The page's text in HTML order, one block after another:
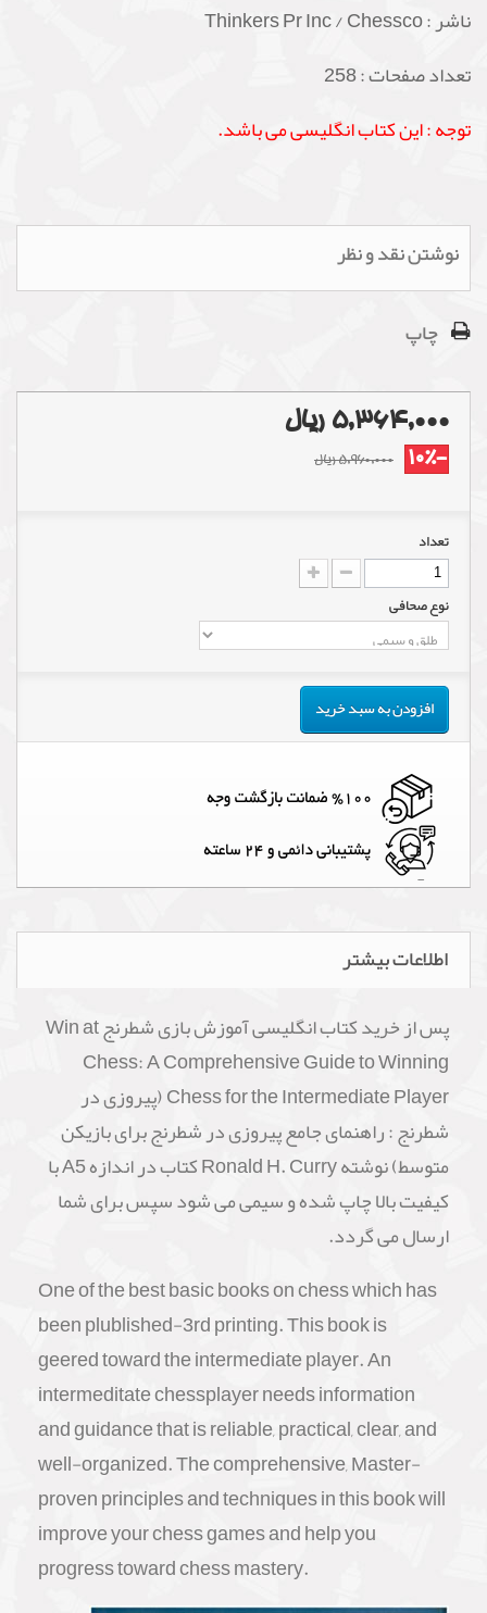
ناشر : Thinkers Pr Inc / Chessco
تعداد صفحات : 258
توجه : این کتاب انگلیسی می باشد.
نوشتن نقد و نظر
چاپ
5,364,000 ریال
-10% 5,960,000 ریال
تعداد
نوع صحافی
افزودن به سبد خرید
اطلاعات بیشتر
پس از خرید کتاب انگلیسی آموزش بازی شطرنج Win at
Chess: A Comprehensive Guide to Winning
Chess for the Intermediate Player (پیروزی در
شطرنج : راهنمای جامع پیروزی در شطرنج برای بازیکن
متوسط) نوشتهRonald H. Curry
کتاب در اندازه A5 با
کیفیت بالا چاپ شده و سیمی می شود سپس برای شما
ارسال می گردد.
One of the best basic books on chess which has
been plublished-3rd printing. This book is
geered toward the intermediate player. An
intermeditate chessplayer needs information
and guidance that is reliable, practical, clear, and
well-organized. The comprehensive, Master-
proven principles and techniques in this book will
improve your chess games and help you
progress toward chess mastery.